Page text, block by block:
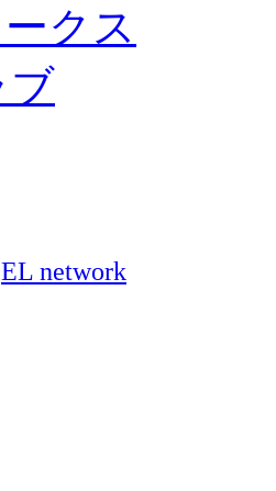
EL network